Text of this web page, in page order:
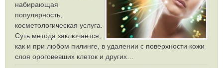
набирающая
популярность,
косметологическая услуга.
Суть метода заключается,
как и при любом пилинге, в удалении с поверхности кожи
слоя ороговевших клеток и других…